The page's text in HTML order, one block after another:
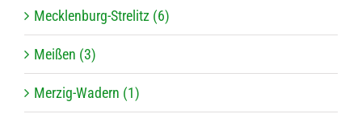
Mecklenburg-Strelitz (6)
Meißen (3)
Merzig-Wadern (1)